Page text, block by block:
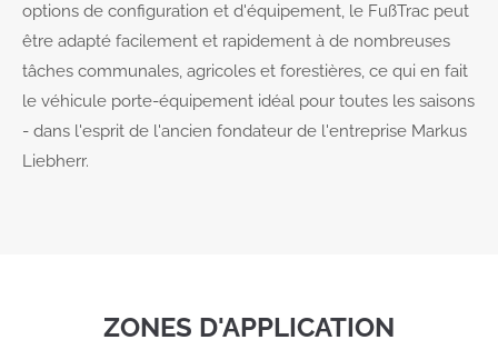
options de configuration et d'équipement, le FußTrac peut
être adapté facilement et rapidement à de nombreuses
tâches communales, agricoles et forestières, ce qui en fait
le véhicule porte-équipement idéal pour toutes les saisons
- dans l'esprit de l'ancien fondateur de l'entreprise Markus
Liebherr.
ZONES D'APPLICATION